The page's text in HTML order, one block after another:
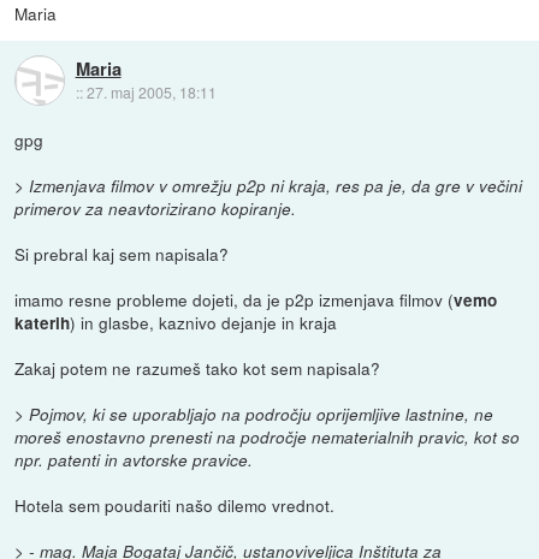
Maria
Maria
::27. maj 2005, 18:11
gpg
> Izmenjava filmov v omrežju p2p ni kraja, res pa je, da gre v večini
primerov za neavtorizirano kopiranje.
Si prebral kaj sem napisala?
imamo resne probleme dojeti, da je p2p izmenjava filmov (vemo
katerih) in glasbe, kaznivo dejanje in kraja
Zakaj potem ne razumeš tako kot sem napisala?
> Pojmov, ki se uporabljajo na področju oprijemljive lastnine, ne
moreš enostavno prenesti na področje nematerialnih pravic, kot so
npr. patenti in avtorske pravice.
Hotela sem poudariti našo dilemo vrednot.
> - mag. Maja Bogataj Jančič, ustanoviveljica Inštituta za